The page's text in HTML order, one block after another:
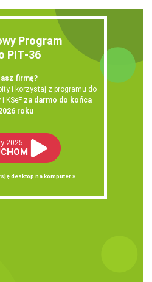
Program
PIT‑36
firmę?
i korzystaj z programu do
KSeF za darmo do końca
roku
2025
desktop na komputer »